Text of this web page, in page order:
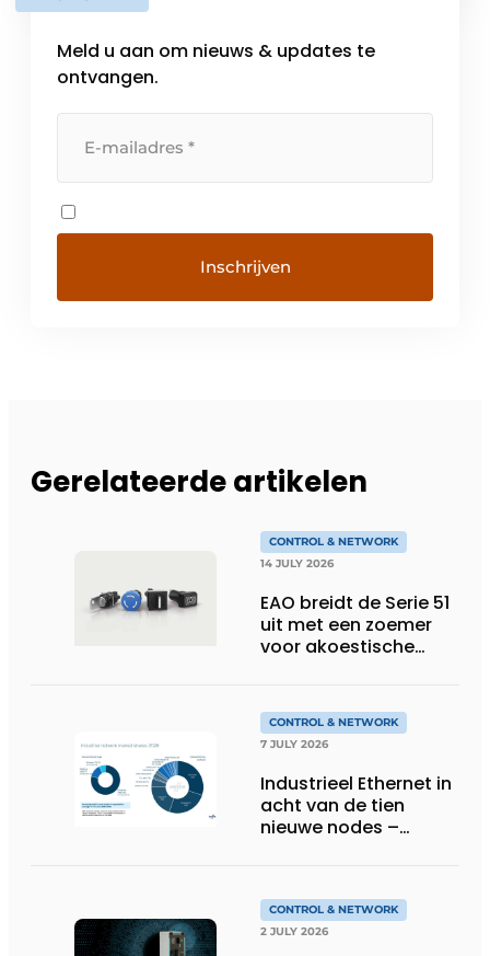
Meld u aan om nieuws & updates te
ontvangen.
Gerelateerde artikelen
CONTROL & NETWORK
14 JULY 2026
EAO breidt de Serie 51
uit met een zoemer
voor akoestische
CONTROL & NETWORK
7 JULY 2026
Industrieel Ethernet in
acht van de tien
nieuwe nodes –
sneller volgens de
jaarlijkse analyse van
HMS Networks
CONTROL & NETWORK
2 JULY 2026